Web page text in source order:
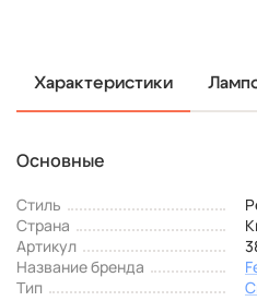
Характеристики
Основные
Стиль
Страна
Артикул
Название бренда
Тип